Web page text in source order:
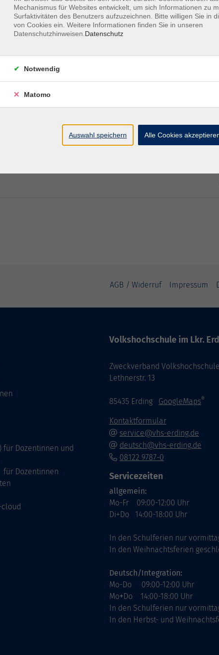
AGB / Widerruf Impressum
für Dozentinnen und
Dozentinnen
cloud
Volkshochschule im Lkr.
Zweckverband
Lethnerstr. 13
85435 Erding GoogleMaps®
Kontaktformular
service@vhs-erding.de
deutsch@vhs-erding.de
08122 9787-0
Servicezeiten
allgemein:
Mo-Fr 09:00-12:00 Uhr
Di+Do 14:00-18:00 Uhr
In den Schulferien nur
In den Weihnachtsferien
Deutsch/Integration:
Mo-Do 09:00-12:00 Uhr
Mo+Do 14:00-18:00 Uhr
In den Schulferien nur
In den Herbst- und
Mechanismus für Websites entwickelt, um sich Informationen zu
Surfaktivitäten des Benutzers aufzuzeichnen. Bitte willigen Sie in
von Cookies ein. Weitere Informationen finden Sie in unseren
Datenschutzhinweisen. Datenschutz
Notwendig
Matomo
Auswahl speichern Alle Cookies